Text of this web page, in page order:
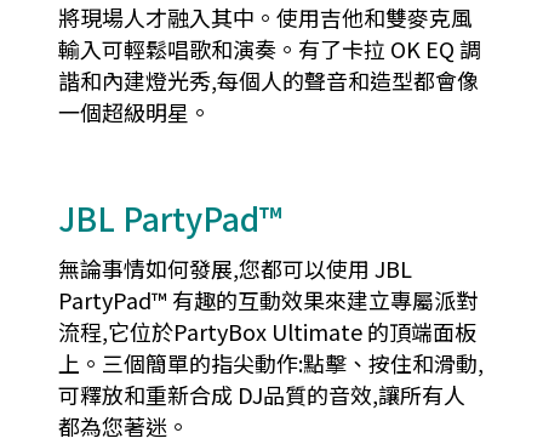
將現場人才融入其中。使用吉他和雙麥克風
輸入可輕鬆唱歌和演奏。有了卡拉 OK EQ 調
諧和內建燈光秀,每個人的聲音和造型都會像
一個超級明星。
JBL PartyPad™
無論事情如何發展,您都可以使用 JBL
PartyPad™ 有趣的互動效果來建立專屬派對
流程,它位於PartyBox Ultimate 的頂端面板
上。三個簡單的指尖動作:點擊、按住和滑動,
可釋放和重新合成 DJ品質的音效,讓所有人
都為您著迷。